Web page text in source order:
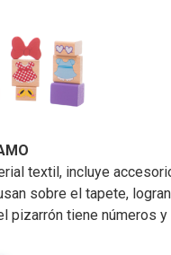
textil, incluye
sobre el tapete,
pizarrón tiene números